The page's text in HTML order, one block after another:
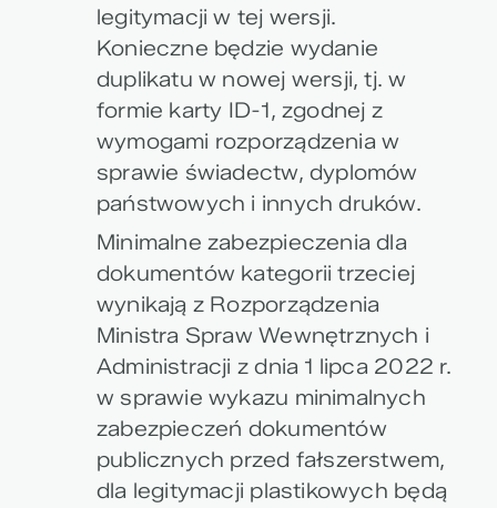
legitymacji w tej wersji.
Konieczne będzie wydanie
duplikatu w nowej wersji, tj. w
formie karty ID-1, zgodnej z
wymogami rozporządzenia w
sprawie świadectw, dyplomów
państwowych i innych druków.
Minimalne zabezpieczenia dla
dokumentów kategorii trzeciej
wynikają z Rozporządzenia
Ministra Spraw Wewnętrznych i
Administracji z dnia 1 lipca 2022 r.
w sprawie wykazu minimalnych
zabezpieczeń dokumentów
publicznych przed fałszerstwem,
dla legitymacji plastikowych będą